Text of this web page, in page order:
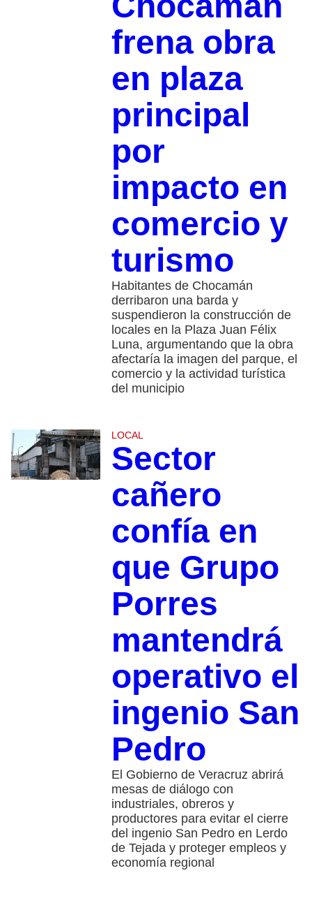
frena obra
en plaza
principal
por
impacto en
comercio y
turismo
Habitantes de Chocamán
derribaron una barda y
suspendieron la construcción de
locales en la Plaza Juan Félix
Luna, argumentando que la obra
afectaría la imagen del parque, el
comercio y la actividad turística
del municipio
LOCAL
Sector
cañero
confía en
que Grupo
Porres
mantendrá
operativo el
ingenio San
Pedro
El Gobierno de Veracruz abrirá
mesas de diálogo con
industriales, obreros y
productores para evitar el cierre
del ingenio San Pedro en Lerdo
de Tejada y proteger empleos y
economía regional